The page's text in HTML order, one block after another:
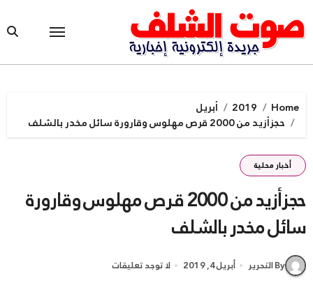
to
content
Home
2019
أبريل
حجزأزيد من 2000 قرص مهلوس وقارورة سائل مخدر بالشلف
أخبار محلية
حجزأزيد من 2000 قرص مهلوس وقارورة
سائل مخدر بالشلف
By التحرير أبريل 4, 2019 لا توجد تعليقات